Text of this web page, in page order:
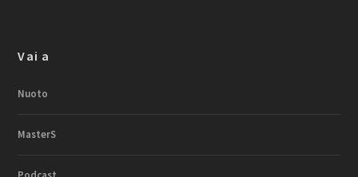
Vai a
Nuoto
MasterS